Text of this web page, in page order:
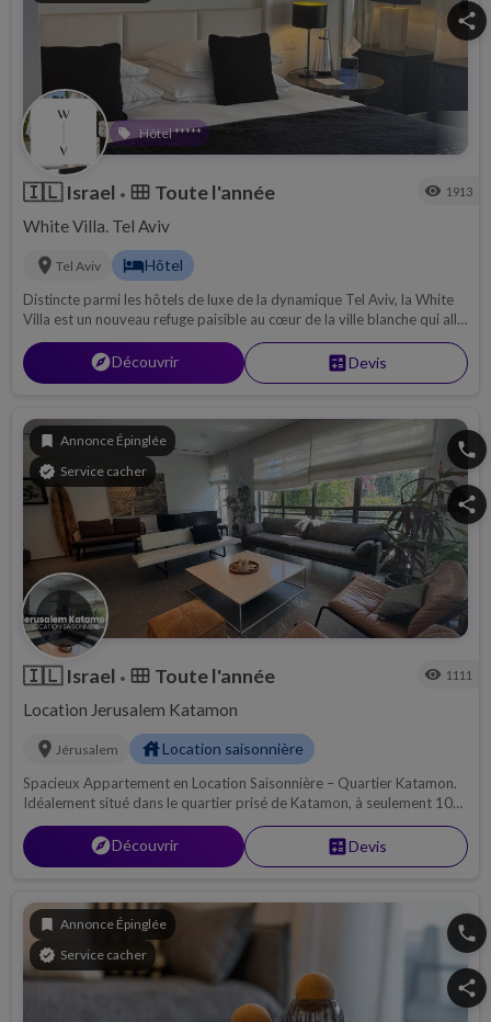
local_offer Hôtel *****
share
🇮🇱Israel • calendar_view_month Toute l'année visibility 1913
White Villa. Tel Aviv
location_on Tel Aviv hotelHôtel
Distincte parmi les hôtels de luxe de la dynamique Tel Aviv, la White
Villa est un nouveau refuge paisible au cœur de la ville blanche qui allie
la sophistication urbaine luxueuse au charme de l'ancien monde. Situé
à Tel Aviv cet hôtel vous accueille toute l'année !
exploreDécouvrir calculateDevis
bookmark Annonce Épinglée
verified Service cacher
phone
share
🇮🇱Israel • calendar_view_month Toute l'année visibility 1111
Location Jerusalem Katamon
location_on Jérusalem houseLocation saisonnière
Spacieux Appartement en Location Saisonnière – Quartier Katamon.
Idéalement situé dans le quartier prisé de Katamon, à seulement 10
minutes de Emek Refaim et 30 minutes du centre-ville, ce magnifique
appartement de 300 m² vous offre tout le confort nécessaire pour un
séjour familial ou entre amis.
exploreDécouvrir calculateDevis
bookmark Annonce Épinglée
verified Service cacher
phone
share